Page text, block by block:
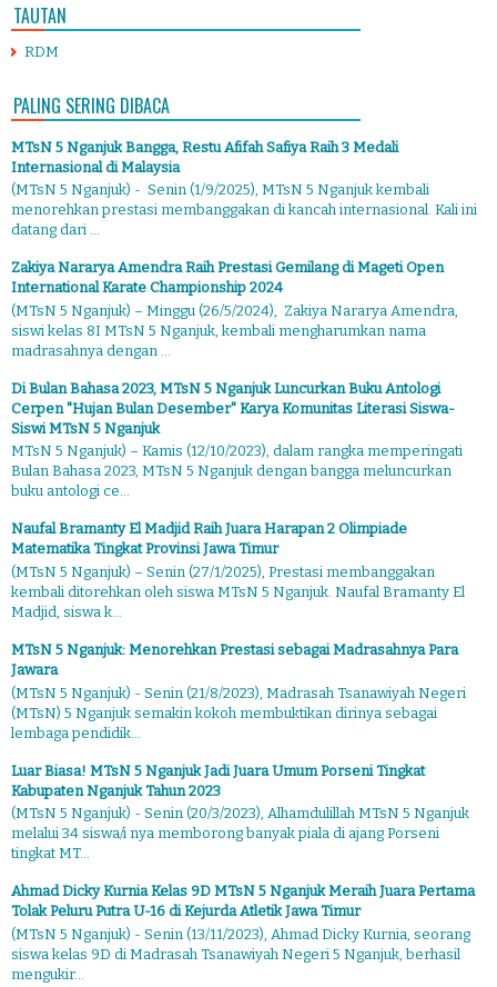
TAUTAN
RDM
PALING SERING DIBACA
MTsN 5 Nganjuk Bangga, Restu Afifah Safiya Raih 3 Medali
Internasional di Malaysia
(MTsN 5 Nganjuk) - Senin (1/9/2025), MTsN 5 Nganjuk kembali
menorehkan prestasi membanggakan di kancah internasional. Kali ini
datang dari ...
Zakiya Nararya Amendra Raih Prestasi Gemilang di Mageti Open
International Karate Championship 2024
(MTsN 5 Nganjuk) – Minggu (26/5/2024), Zakiya Nararya Amendra,
siswi kelas 8I MTsN 5 Nganjuk, kembali mengharumkan nama
madrasahnya dengan ...
Di Bulan Bahasa 2023, MTsN 5 Nganjuk Luncurkan Buku Antologi
Cerpen "Hujan Bulan Desember" Karya Komunitas Literasi Siswa-
Siswi MTsN 5 Nganjuk
MTsN 5 Nganjuk) – Kamis (12/10/2023), dalam rangka memperingati
Bulan Bahasa 2023, MTsN 5 Nganjuk dengan bangga meluncurkan
buku antologi ce...
Naufal Bramanty El Madjid Raih Juara Harapan 2 Olimpiade
Matematika Tingkat Provinsi Jawa Timur
(MTsN 5 Nganjuk) – Senin (27/1/2025), Prestasi membanggakan
kembali ditorehkan oleh siswa MTsN 5 Nganjuk. Naufal Bramanty El
Madjid, siswa k...
MTsN 5 Nganjuk: Menorehkan Prestasi sebagai Madrasahnya Para
Jawara
(MTsN 5 Nganjuk) - Senin (21/8/2023), Madrasah Tsanawiyah Negeri
(MTsN) 5 Nganjuk semakin kokoh membuktikan dirinya sebagai
lembaga pendidik...
Luar Biasa! MTsN 5 Nganjuk Jadi Juara Umum Porseni Tingkat
Kabupaten Nganjuk Tahun 2023
(MTsN 5 Nganjuk) - Senin (20/3/2023), Alhamdulillah MTsN 5 Nganjuk
melalui 34 siswa/i nya memborong banyak piala di ajang Porseni
tingkat MT...
Ahmad Dicky Kurnia Kelas 9D MTsN 5 Nganjuk Meraih Juara Pertama
Tolak Peluru Putra U-16 di Kejurda Atletik Jawa Timur
(MTsN 5 Nganjuk) - Senin (13/11/2023), Ahmad Dicky Kurnia, seorang
siswa kelas 9D di Madrasah Tsanawiyah Negeri 5 Nganjuk, berhasil
mengukir...